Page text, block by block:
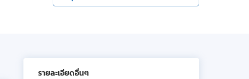
รายละเอียดอื่นๆ